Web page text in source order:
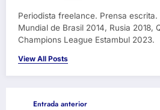
Periodista freelance. Prensa
Mundial de Brasil 2014, Rusia 2018,
Champions League Estambul 2023.
View All Posts
Entrada anterior